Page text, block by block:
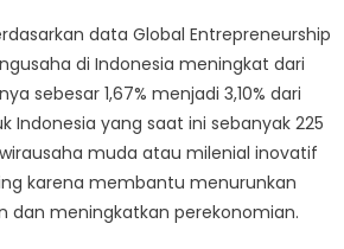
data Global Entrepreneurship
di Indonesia meningkat dari
sebesar 1,67% menjadi 3,10% dari
Indonesia yang saat ini sebanyak 225
muda atau milenial inovatif
karena membantu menurunkan
dan meningkatkan perekonomian.